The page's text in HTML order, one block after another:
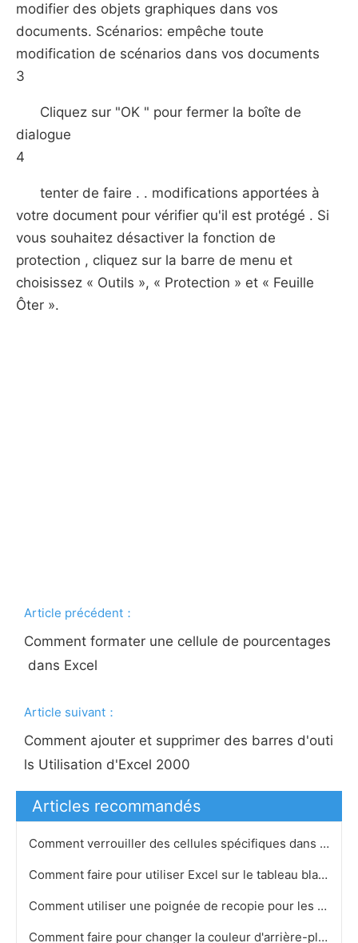
modifier des objets graphiques dans vos
documents. Scénarios: empêche toute
modification de scénarios dans vos documents
3
Cliquez sur "OK " pour fermer la boîte de
dialogue
4
tenter de faire . . modifications apportées à
votre document pour vérifier qu'il est protégé . Si
vous souhaitez désactiver la fonction de
protection , cliquez sur la barre de menu et
choisissez « Outils », « Protection » et « Feuille
Ôter ».
Article précédent：
Comment formater une cellule de pourcentages
dans Excel
Article suivant：
Comment ajouter et supprimer des barres d'outi
ls Utilisation d'Excel 2000
Articles recommandés
Comment verrouiller des cellules spécifiques dans Excel 2007
Comment faire pour utiliser Excel sur le tableau blanc électronique
Comment utiliser une poignée de recopie pour les nombres dans Excel 2003
Comment faire pour changer la couleur d'arrière-plan dans MS Excel